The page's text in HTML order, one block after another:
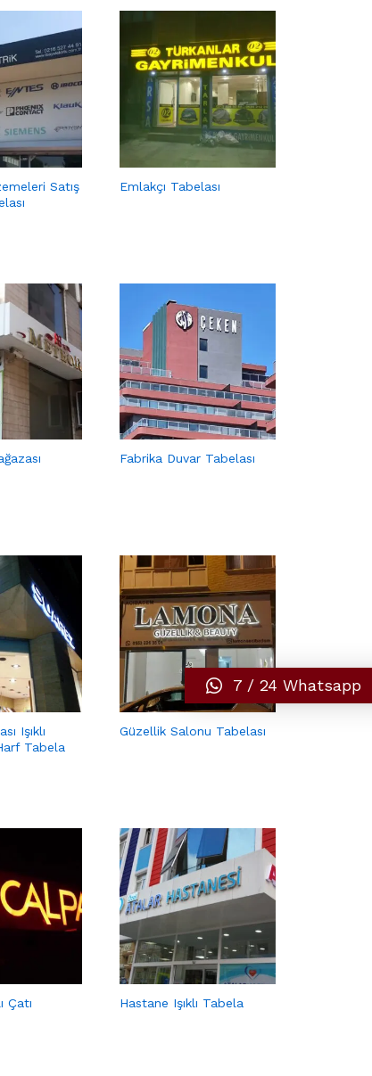
Satış
Emlakçı Tabelası
Fabrika Duvar Tabelası
Işıklı
Tabela
Güzellik Salonu Tabelası
Çatı
Hastane Işıklı Tabela
7 / 24 Whatsapp